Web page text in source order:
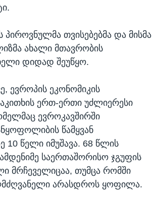
პიროვნულმა თვისებებმა და მისმა
ახალი მთავრობის
დიდად შეუწყო.
ევროპის ეკონომიკის
ერთ-ერთი უძლიერესი
ევროკავშირში
წამყვან
10 წელი იმუშავა. 68 წლის
საერთაშორისო ჯგუფის
მრჩეველიცაა, თუმცა რომში
არასდროს ყოფილა.